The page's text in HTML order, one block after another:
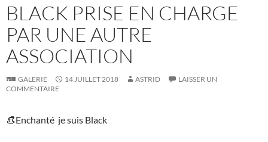
BLACK PRISE EN CHARGE
PAR UNE AUTRE
ASSOCIATION
GALERIE 14 JUILLET 2018 ASTRID
LAISSER UN
COMMENTAIRE
👒Enchanté je suis Black